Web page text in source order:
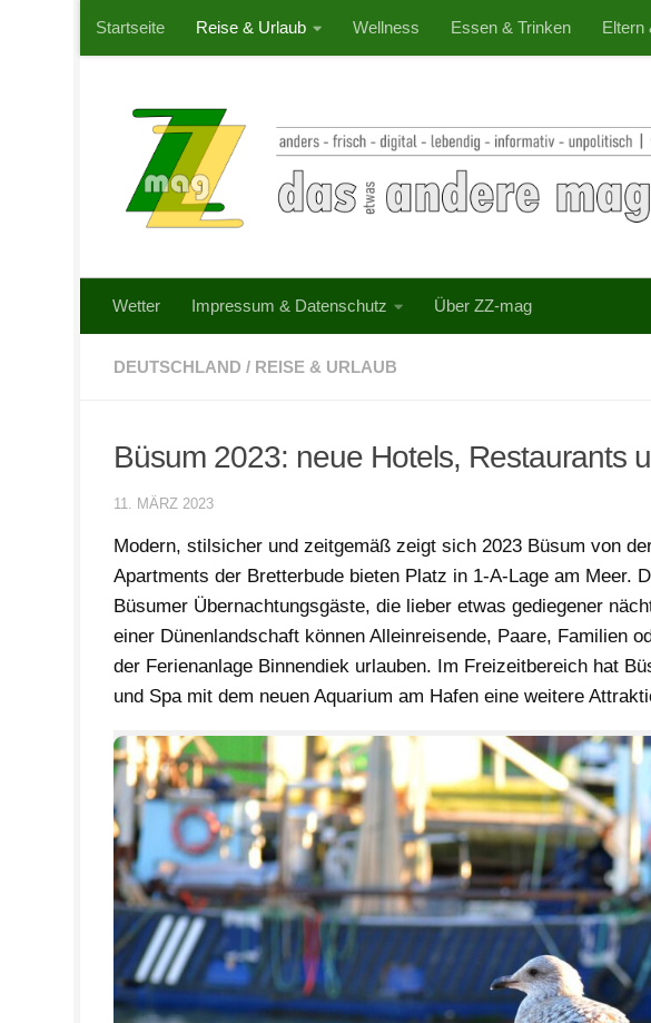
Zum Inhalt springen
Startseite Reise & Urlaub Wellness Essen & Trinken Eltern
Wetter Impressum & Datenschutz Über ZZ-mag
DEUTSCHLAND / REISE & URLAUB
Büsum 2023: neue Hotels, Restaurants
11. MÄRZ 2023
Modern, stilsicher und zeitgemäß zeigt sich 2023 Büsum von
Apartments der Bretterbude bieten Platz in 1-A-Lage am Meer.
Büsumer Übernachtungsgäste, die lieber etwas gediegener
einer Dünenlandschaft können Alleinreisende, Paare, Familien
der Ferienanlage Binnendiek urlauben. Im Freizeitbereich hat
und Spa mit dem neuen Aquarium am Hafen eine weitere